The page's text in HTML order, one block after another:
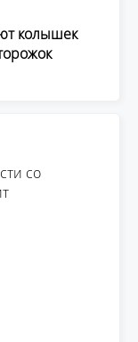
колышек
со